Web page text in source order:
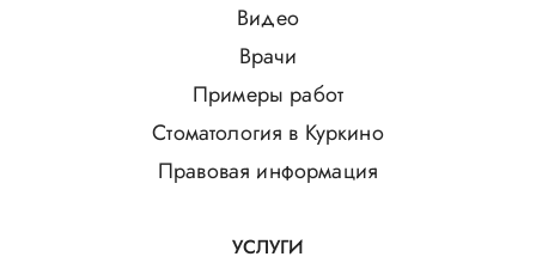
Видео
Врачи
Примеры работ
Стоматология в Куркино
Правовая информация
УСЛУГИ